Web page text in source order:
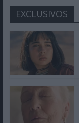
EXCLUSIVOS